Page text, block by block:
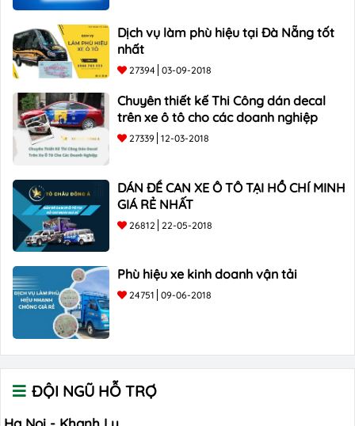
Dịch vụ làm phù hiệu tại Đà Nẵng tốt
nhất
27394 03-09-2018
Chuyên thiết kế Thi Công dán decal
trên xe ô tô cho các doanh nghiệp
27339 12-03-2018
DÁN ĐỀ CAN XE Ô TÔ TẠI HỒ CHÍ MINH
GIÁ RẺ NHẤT
26812 22-05-2018
Phù hiệu xe kinh doanh vận tải
24751 09-06-2018
ĐỘI NGŨ HỖ TRỢ